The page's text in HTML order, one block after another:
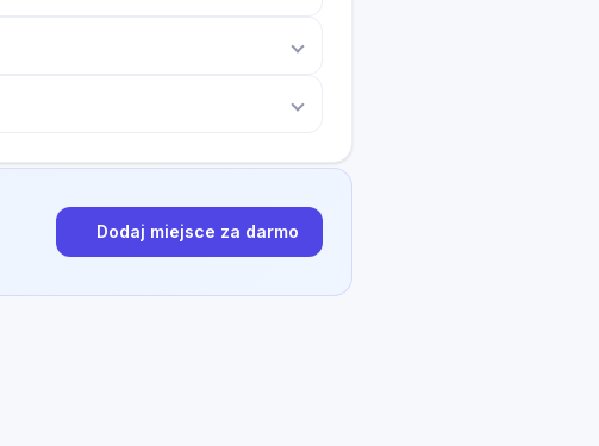
Dodaj miejsce za darmo